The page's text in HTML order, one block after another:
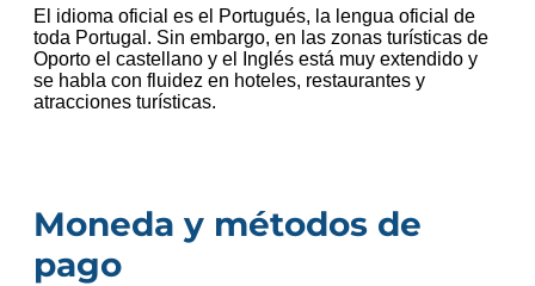
El idioma oficial es el Portugués, la lengua oficial de
toda Portugal. Sin embargo, en las zonas turísticas de
Oporto el castellano y el Inglés está muy extendido y
se habla con fluidez en hoteles, restaurantes y
atracciones turísticas.
Moneda y métodos de
pago